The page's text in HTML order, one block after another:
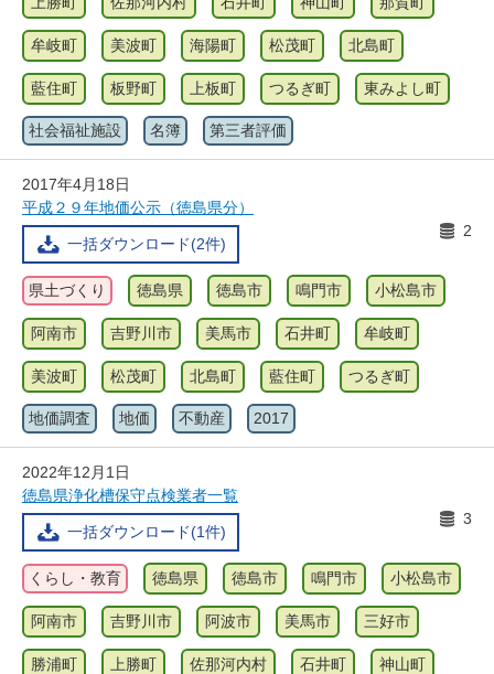
牟岐町 美波町 海陽町 松茂町 北島町
藍住町 板野町 上板町 つるぎ町 東みよし町
社会福祉施設 名簿 第三者評価
2017年4月18日
平成２９年地価公示（徳島県分）
一括ダウンロード(2件)
2
県土づくり 徳島県 徳島市 鳴門市 小松島市
阿南市 吉野川市 美馬市 石井町 牟岐町
美波町 松茂町 北島町 藍住町 つるぎ町
地価調査 地価 不動産 2017
2022年12月1日
徳島県浄化槽保守点検業者一覧
一括ダウンロード(1件)
3
くらし・教育 徳島県 徳島市 鳴門市 小松島市
阿南市 吉野川市 阿波市 美馬市 三好市
勝浦町 上勝町 佐那河内村 石井町 神山町